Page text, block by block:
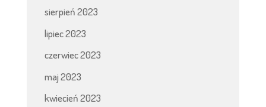
sierpień 2023
lipiec 2023
czerwiec 2023
maj 2023
kwiecień 2023